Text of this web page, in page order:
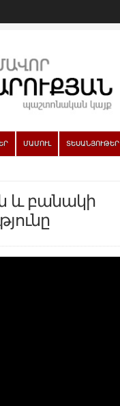
ՄԱՄՈՒԼ ՏԵՍԱՆՅՈՒԹԵՐ
և բանակի